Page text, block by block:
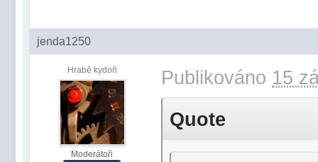
jenda1250
Hrabě kydoň
Moderátoři
Publikováno 15
Quote